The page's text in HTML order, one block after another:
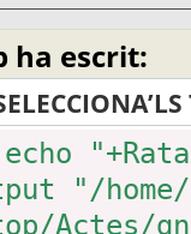
fallat
ha escrit:
"/home/
Actes/